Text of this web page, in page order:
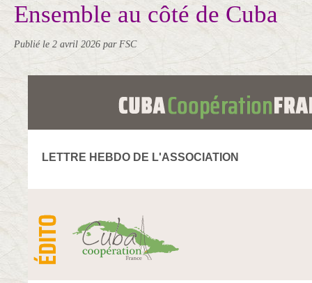
Ensemble au côté de Cuba
Publié le 2 avril 2026 par FSC
LETTRE HEBDO DE L'ASSOCIATION